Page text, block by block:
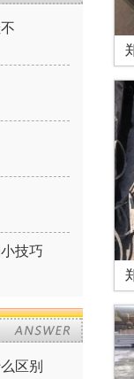
技巧
区别